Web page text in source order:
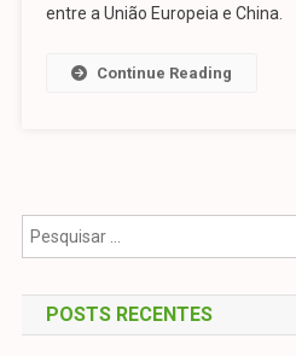
entre a União Europeia e China.
Continue Reading
POSTS RECENTES